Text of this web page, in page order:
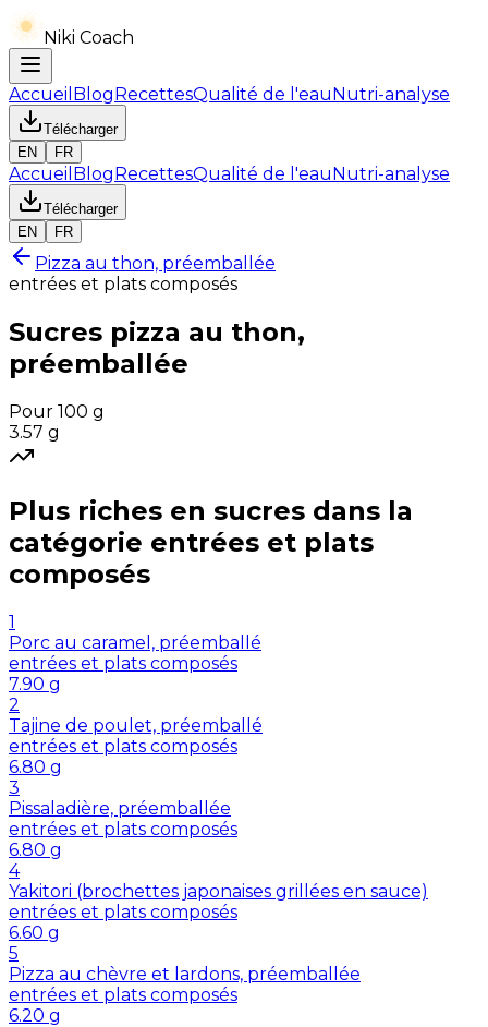
Niki Coach
Accueil BlogRecettesQualité de l'eauNutri-analyse
Télécharger
EN
FR
Accueil BlogRecettesQualité de l'eauNutri-analyse
Télécharger
EN
FR
Pizza au thon, préemballée
entrées et plats composés
Sucres pizza au thon,
préemballée
Pour 100 g
3.57 g
Plus riches en sucres dans la
catégorie entrées et plats
composés
1
Porc au caramel, préemballé
entrées et plats composés
7.90 g
2
Tajine de poulet, préemballé
entrées et plats composés
6.80 g
3
Pissaladière, préemballée
entrées et plats composés
6.80 g
4
Yakitori (brochettes japonaises grillées en sauce)
entrées et plats composés
6.60 g
5
Pizza au chèvre et lardons, préemballée
entrées et plats composés
6.20 g